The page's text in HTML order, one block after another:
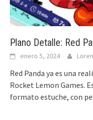
Plano Detalle: Red
enero 5, 2024
Red Panda ya es una
Rocket Lemon Games.
formato estuche, con